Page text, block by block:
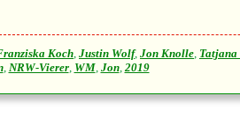
Koch, Justin Wolf, Jon Knolle,
, NRW-Vierer, WM, Jon, 2019